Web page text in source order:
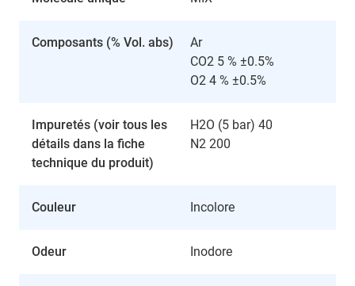
Composants (% Vol. abs)
Ar
CO2 5 % ±0.5%
O2 4 % ±0.5%
Impuretés (voir tous les
détails dans la fiche
technique du produit)
H2O (5 bar) 40
N2 200
Couleur Incolore
Odeur Inodore